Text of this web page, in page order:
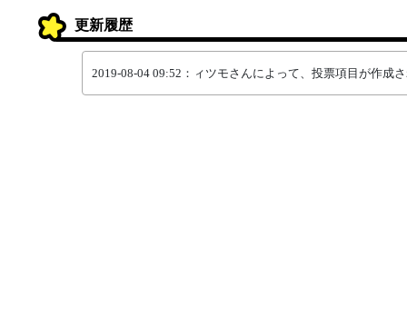
更新履歴
2019-08-04 09:52：ィツモさんによって、投票項目が作成